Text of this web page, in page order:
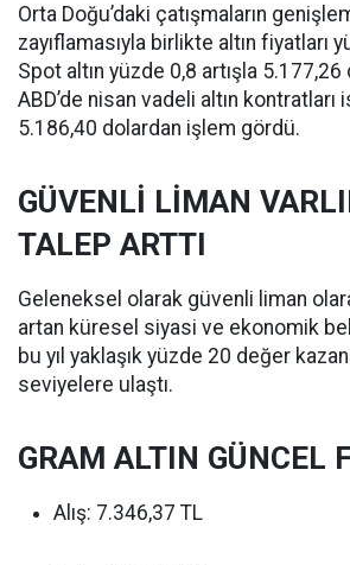
Orta Doğu’daki çatışmaların
zayıflamasıyla birlikte altın fiyatları
Spot altın yüzde 0,8 artışla 5.177,26
ABD’de nisan vadeli altın kontratları
5.186,40 dolardan işlem gördü.
GÜVENLİ LİMAN
TALEP ARTTI
Geleneksel olarak güvenli liman
artan küresel siyasi ve ekonomik
bu yıl yaklaşık yüzde 20 değer
seviyelere ulaştı.
GRAM ALTIN GÜNCEL
Alış: 7.346,37 TL